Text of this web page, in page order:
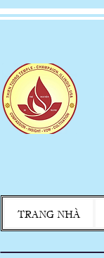
TRANG NHÀ